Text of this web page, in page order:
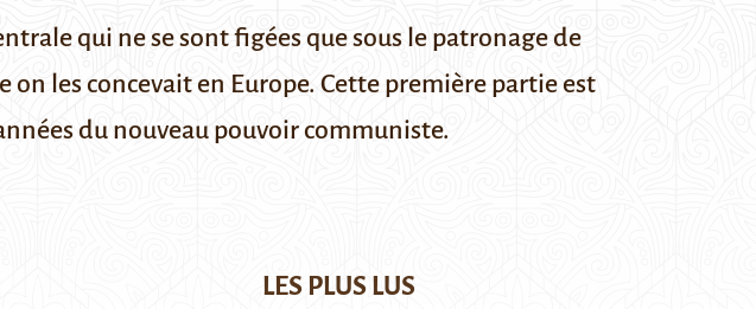
qui ne se sont figées que sous le patronage de
on les concevait en Europe. Cette première partie est
du nouveau pouvoir communiste.
LES PLUS LUS